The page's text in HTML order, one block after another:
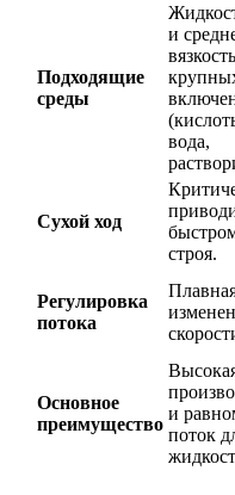
Подходящие
среды
и
вода,
Сухой ход
строя.
Регулировка
потока
Основное
преимущество
и
поток